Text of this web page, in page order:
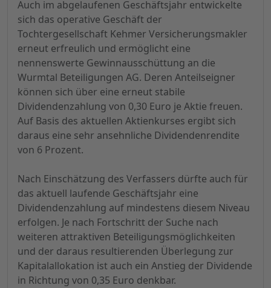
Auch im abgelaufenen Geschäftsjahr entwickelte
sich das operative Geschäft der
Tochtergesellschaft Kehmer Versicherungsmakler
erneut erfreulich und ermöglicht eine
nennenswerte Gewinnausschüttung an die
Wurmtal Beteiligungen AG. Deren Anteilseigner
können sich über eine erneut stabile
Dividendenzahlung von 0,30 Euro je Aktie freuen.
Auf Basis des aktuellen Aktienkurses ergibt sich
daraus eine sehr ansehnliche Dividendenrendite
von 6 Prozent.
Nach Einschätzung des Verfassers dürfte auch für
das aktuell laufende Geschäftsjahr eine
Dividendenzahlung auf mindestens diesem Niveau
erfolgen. Je nach Fortschritt der Suche nach
weiteren attraktiven Beteiligungsmöglichkeiten
und der daraus resultierenden Überlegung zur
Kapitalallokation ist auch ein Anstieg der Dividende
in Richtung von 0,35 Euro denkbar.